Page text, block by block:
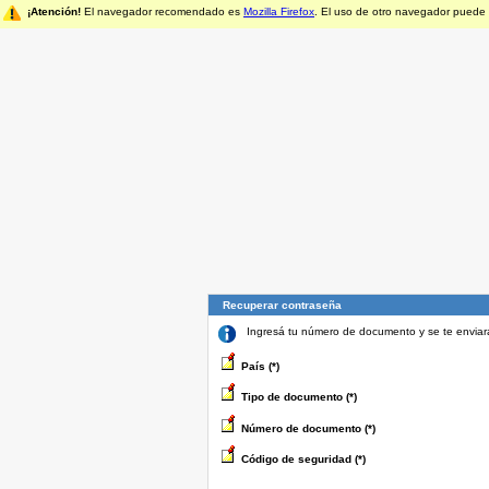
¡Atención! El navegador recomendado es Mozilla Firefox . El uso de otro navegador
Recuperar contraseña
Ingresá tu número de documento y se te
País (*)
Tipo de documento (*)
Número de documento (*)
Código de seguridad (*)